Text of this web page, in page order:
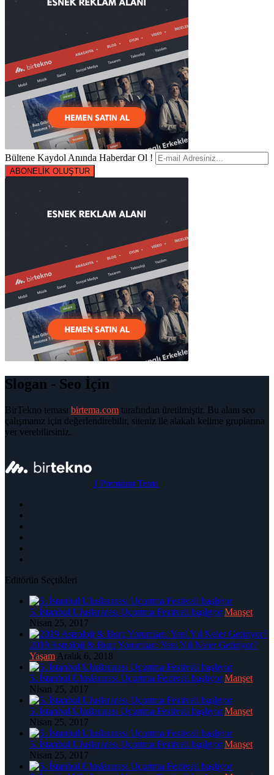
Bültene Kaydol Anında Haberdar Ol !
ABONELİK OLUŞTUR
Slogan - Seo İçin
BirTekno teması birtema.com tarafından üretilmiştir. Bu alanı seo
çalışmanız için değerlendirebilir, siteniz ile alakalı kelime gruplarına
yer verebilirsiniz.
| Premium Tema
Editörün Seçtikleri
5. İstanbul Uluslararası Uçurtma Festivali başlıyor Manşet
Nisan 25, 2017
2019 Astroloji & Burç Yorumları: Yeni Yıl Neler Getiriyor?
Yaşam Aralık 6, 2018
5. İstanbul Uluslararası Uçurtma Festivali başlıyor Manşet
Nisan 25, 2017
5. İstanbul Uluslararası Uçurtma Festivali başlıyor Manşet
Nisan 25, 2017
5. İstanbul Uluslararası Uçurtma Festivali başlıyor Manşet
Nisan 25, 2017